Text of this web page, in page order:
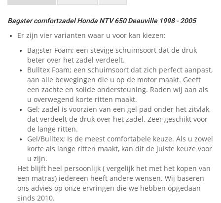
Bagster comfortzadel Honda NTV 650 Deauville 1998 - 2005
Er zijn vier varianten waar u voor kan kiezen:
Bagster Foam; een stevige schuimsoort dat de druk
beter over het zadel verdeelt.
Bulltex Foam; een schuimsoort dat zich perfect aanpast,
aan alle bewegingen die u op de motor maakt. Geeft
een zachte en solide ondersteuning. Raden wij aan als
u overwegend korte ritten maakt.
Gel; zadel is voorzien van een gel pad onder het zitvlak,
dat verdeelt de druk over het zadel. Zeer geschikt voor
de lange ritten.
Gel/Bulltex; Is de meest comfortabele keuze. Als u zowel
korte als lange ritten maakt, kan dit de juiste keuze voor
u zijn.
Het blijft heel persoonlijk ( vergelijk het met het kopen van
een matras) iedereen heeft andere wensen. Wij baseren
ons advies op onze ervringen die we hebben opgedaan
sinds 2010.